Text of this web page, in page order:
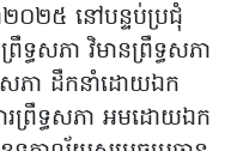
២០២៥ នៅបន្ទប់ប្រជុំ
ធសភា វិមានព្រឹទ្ធសភា
ទ្ធសភា ដឹកនាំដោយឯក
ព្រឹទ្ធសភា អមដោយឯក